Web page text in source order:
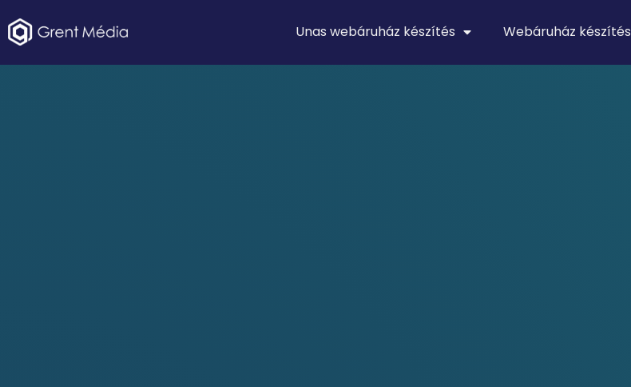
Unas webáruház készítés Webáruház készítés